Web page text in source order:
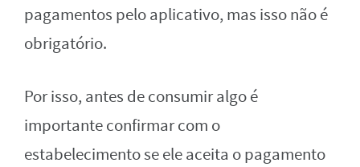
pagamentos pelo aplicativo, mas isso não é
obrigatório.
Por isso, antes de consumir algo é
importante confirmar com o
estabelecimento se ele aceita o pagamento